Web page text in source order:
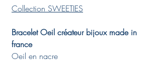
Collection SWEETIES
Bracelet Oeil créateur bijoux made in
france
Oeil en nacre